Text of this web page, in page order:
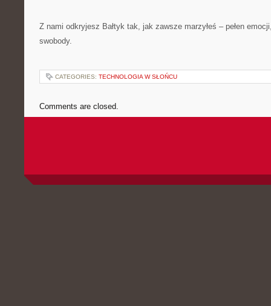
Z nami odkryjesz Bałtyk tak, jak zawsze marzyłeś – pełen
swobody.
CATEGORIES: TECHNOLOGIA W SŁOŃCU
Comments are closed.